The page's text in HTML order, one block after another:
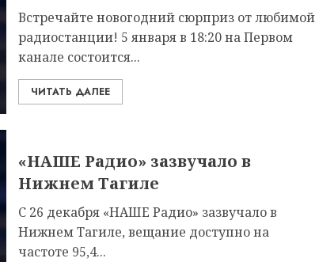
Встречайте новогодний сюрприз от любимой
радиостанции! 5 января в 18:20 на Первом
канале состоится...
ЧИТАТЬ ДАЛЕЕ
«НАШЕ Радио» зазвучало в
Нижнем Тагиле
С 26 декабря «НАШЕ Радио» зазвучало в
Нижнем Тагиле, вещание доступно на
частоте 95,4...